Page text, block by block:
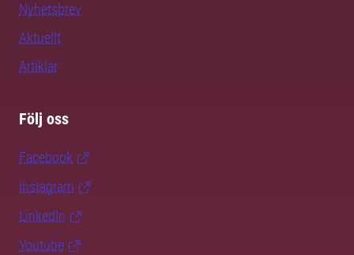
Nyhetsbrev
Aktuellt
Artiklar
Följ oss
Facebook
Instagram
LinkedIn
Youtube